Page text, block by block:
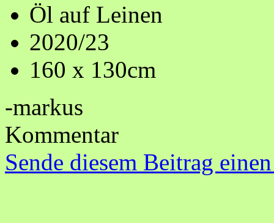
Öl auf Leinen
2020/23
160 x 130cm
-markus
Kommentar
Sende diesem Beitrag